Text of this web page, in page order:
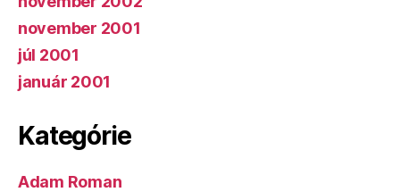
november 2001
júl 2001
január 2001
Kategórie
Adam Roman